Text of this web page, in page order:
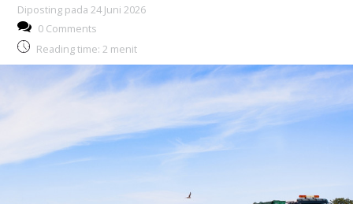
Diposting pada 24 Juni 2026
0 Comments
Reading time: 2 menit